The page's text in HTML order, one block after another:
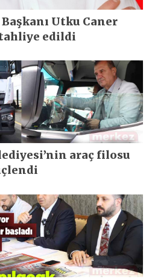
Utku Caner
edildi
araç filosu